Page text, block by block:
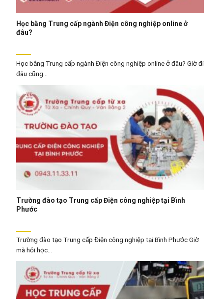
Học bằng Trung cấp ngành Điện công nghiệp online ở
đâu?
Học bằng Trung cấp ngành Điện công nghiệp online ở đâu? Giờ đi
đâu cũng...
Trường đào tạo Trung cấp Điện công nghiệp tại Bình
Phước
Trường đào tạo Trung cấp Điện công nghiệp tại Bình Phước Giờ
mà hỏi học...